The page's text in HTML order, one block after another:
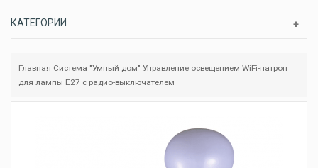
КАТЕГОРИИ
Главная Система "Умный дом" Управление освещением WiFi-патрон
для лампы E27 с радио-выключателем